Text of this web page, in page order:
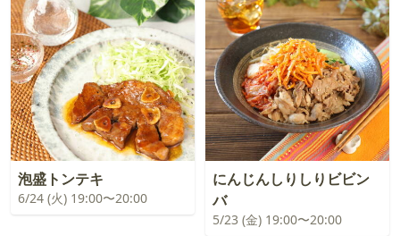
泡盛トンテキ
6/24 (火) 19:00〜20:00
にんじんしりしりビビン
バ
5/23 (金) 19:00〜20:00